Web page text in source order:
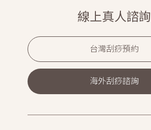
線上真人諮詢
台灣刮痧預約
海外刮痧諮詢